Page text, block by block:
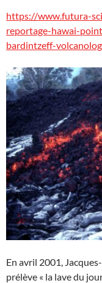
https://www.futura-
reportage-hawai-
bardintzeff-
En avril 2001,
prélève « la lave du